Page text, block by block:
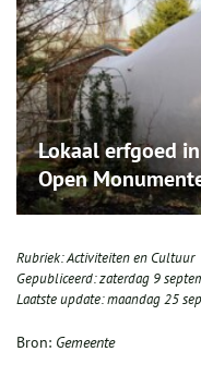
Lokaal erfgoed
Open
Rubriek:Activiteiten en Cultuur
Gepubliceerd:zaterdag 9
Laatste update:maandag 25
Bron: Gemeente